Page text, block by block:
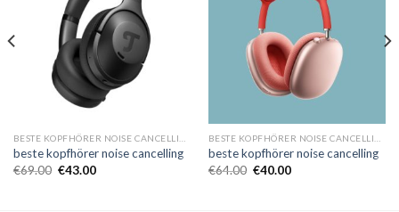
beste kopfhörer noise cancelling
€69.00 €43.00
beste kopfhörer noise cancelling
€64.00 €40.00